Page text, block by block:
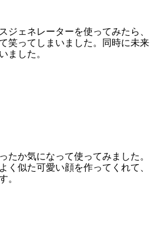
ジェネレーターを使ってみたら、
笑ってしまいました。同時に未来
ました。
たか気になって使ってみました。
く似た可愛い顔を作ってくれて、
。